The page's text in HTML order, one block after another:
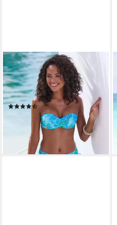
SUNSEEKER
Bikini-Hose Lapa seitlich
regulierbar und mit
tropischem Print
(16)
34,99 €
lieferbar - in 1-2 Werktagen bei dir